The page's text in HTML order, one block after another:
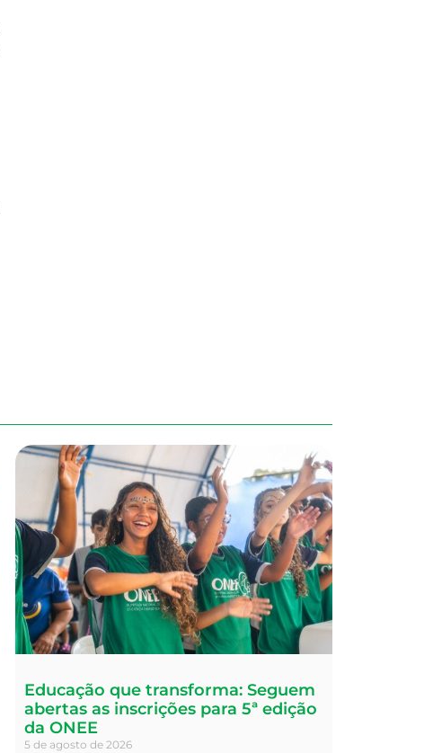
Educação que transforma: Seguem
abertas as inscrições para 5ª edição
da ONEE
5 de agosto de 2026